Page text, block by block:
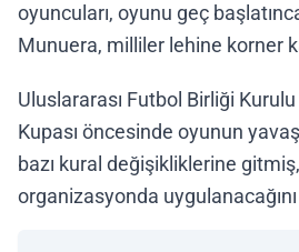
oyuncuları, oyunu geç
Munuera, milliler lehine korner
Uluslararası Futbol Birliği
Kupası öncesinde oyunun
bazı kural değişikliklerine
organizasyonda